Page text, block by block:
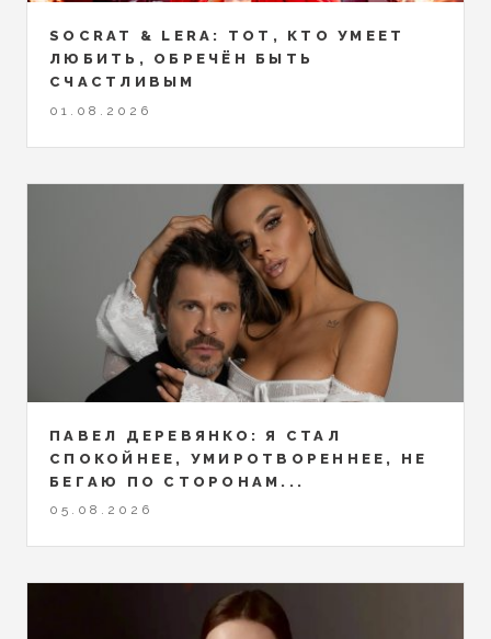
SOCRAT & LERA: ТОТ, КТО УМЕЕТ
ЛЮБИТЬ, ОБРЕЧЁН БЫТЬ
СЧАСТЛИВЫМ
01.08.2026
ПАВЕЛ ДЕРЕВЯНКО: Я СТАЛ
СПОКОЙНЕЕ, УМИРОТВОРЕННЕЕ, НЕ
БЕГАЮ ПО СТОРОНАМ...
05.08.2026